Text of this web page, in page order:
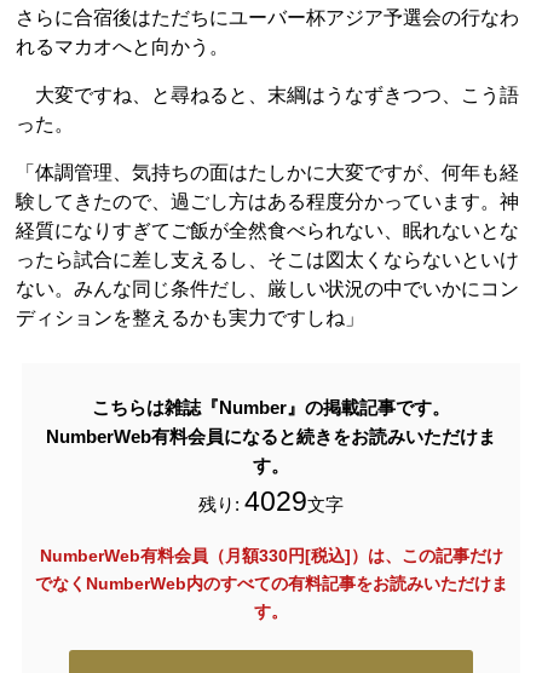
さらに合宿後はただちにユーバー杯アジア予選会の行なわ
れるマカオへと向かう。
大変ですね、と尋ねると、末綱はうなずきつつ、こう語
った。
「体調管理、気持ちの面はたしかに大変ですが、何年も経
験してきたので、過ごし方はある程度分かっています。神
経質になりすぎてご飯が全然食べられない、眠れないとな
ったら試合に差し支えるし、そこは図太くならないといけ
ない。みんな同じ条件だし、厳しい状況の中でいかにコン
ディションを整えるかも実力ですしね」
こちらは雑誌『Number』の掲載記事です。
NumberWeb有料会員になると続きをお読みいただけま
す。
残り: 4029文字
NumberWeb有料会員（月額330円[税込]）は、この記事だけ
でなく NumberWeb内のすべての有料記事をお読みいただけま
す。